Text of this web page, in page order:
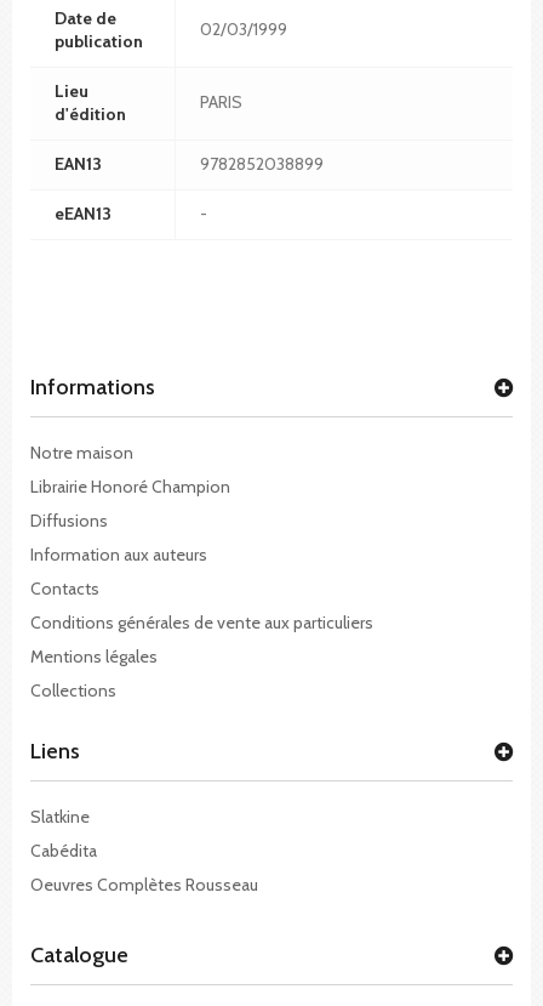
Date de
publication
02/03/1999
Lieu
d'édition
PARIS
EAN13 9782852038899
eEAN13 -
Informations
Notre maison
Librairie Honoré Champion
Diffusions
Information aux auteurs
Contacts
Conditions générales de vente aux particuliers
Mentions légales
Collections
Liens
Slatkine
Cabédita
Oeuvres Complètes Rousseau
Catalogue